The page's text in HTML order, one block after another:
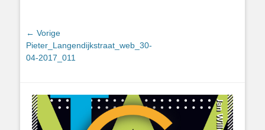
Bericht
navigatie
← Vorige
Vorig
bericht:
Pieter_Langendijkstraat_web_30-
04-2017_011